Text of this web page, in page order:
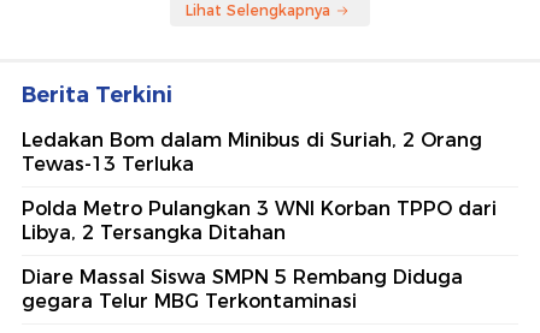
Lihat Selengkapnya
Berita Terkini
Ledakan Bom dalam Minibus di Suriah, 2 Orang
Tewas-13 Terluka
Polda Metro Pulangkan 3 WNI Korban TPPO dari
Libya, 2 Tersangka Ditahan
Diare Massal Siswa SMPN 5 Rembang Diduga
gegara Telur MBG Terkontaminasi